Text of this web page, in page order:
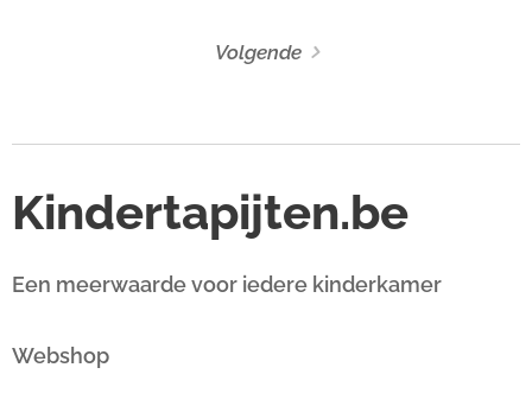
Volgende
Kindertapijten.be
Een meerwaarde voor iedere kinderkamer
Webshop